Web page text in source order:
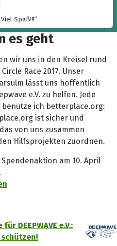
Spaß!!!“
es geht
wir uns in den Kreisel rund
Race 2017. Unser
lässt uns hoffentlich
e.V. zu helfen. Jede
benutze ich betterplace.org:
ist sicher und
von uns zusammen
Hilfsprojekten zuordnen.
am 10. April
DEEPWAVE e.V.:
schützen!